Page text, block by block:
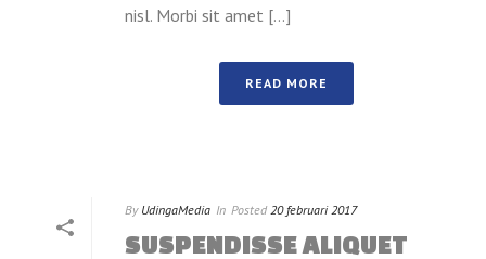
nisl. Morbi sit amet [...]
READ MORE
By UdingaMedia In Posted 20 februari 2017
SUSPENDISSE ALIQUET